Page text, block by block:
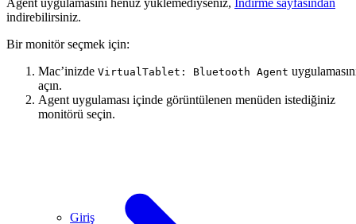
Giriş
indirebilirsiniz.
Bir monitör seçmek için:
Mac’inizde VirtualTablet: Bluetooth Agent
açın.
Agent uygulaması içinde görüntülenen menüden istediğiniz
monitörü seçin.